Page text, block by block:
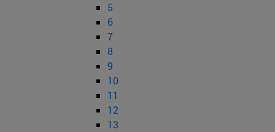
5
6
7
8
9
10
11
12
13